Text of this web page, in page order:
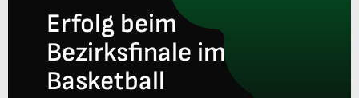
International
Informationen
Erfolg beim
Bezirksfinale im
Basketball